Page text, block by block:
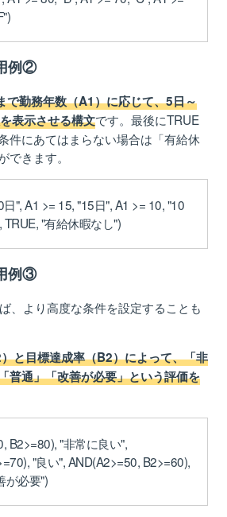
例②
で勤務年数（A1）に応じて、5日～
表示させる構文です。最後にTRUE
件にあてはまらない場合は「有給休
きます。
", A1 >= 15, "15日", A1 >= 10, "10
TRUE, "有給休暇なし")
例③
、より高度な条件を設定することも
と目標達成率（B2）によって、「非
普通」「改善が必要」という評価を
B2>=80), "非常に良い",
"良い", AND(A2>=50, B2>=60),
が必要")